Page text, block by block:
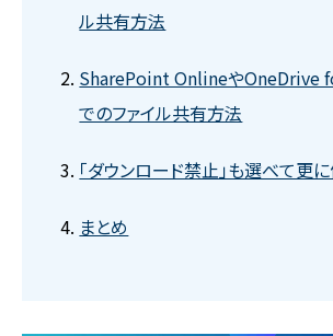
ル共有方法
SharePoint OnlineやOneDrive
でのファイル共有方法
「ダウンロード禁止」も選べて更に
まとめ